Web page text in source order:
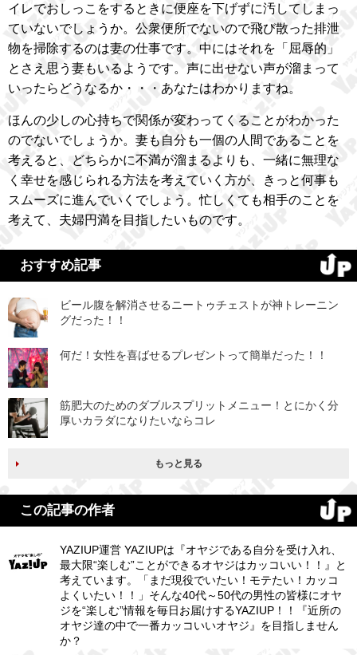
イレでおしっこをするときに便座を下げずに汚してしまっ
ていないでしょうか。公衆便所でないので飛び散った排泄
物を掃除するのは妻の仕事です。中にはそれを「屈辱的」
とさえ思う妻もいるようです。声に出せない声が溜まって
いったらどうなるか・・・あなたはわかりますね。
ほんの少しの心持ちで関係が変わってくることがわかった
のでないでしょうか。妻も自分も一個の人間であることを
考えると、どちらかに不満が溜まるよりも、一緒に無理な
く幸せを感じられる方法を考えていく方が、きっと何事も
スムーズに進んでいくでしょう。忙しくても相手のことを
考えて、夫婦円満を目指したいものです。
おすすめ記事
ビール腹を解消させるニートゥチェストが神トレーニン
グだった！！
何だ！女性を喜ばせるプレゼントって簡単だった！！
筋肥大のためのダブルスプリットメニュー！とにかく分
厚いカラダになりたいならコレ
もっと見る
この記事の作者
YAZIUP運営 YAZIUPは『オヤジである自分を受け入れ、
最大限“楽しむ”ことができるオヤジはカッコいい！！』と
考えています。「まだ現役でいたい！モテたい！カッコ
よくいたい！！」そんな40代～50代の男性の皆様にオヤ
ジを“楽しむ”情報を毎日お届けするYAZIUP！！『近所の
オヤジ達の中で一番カッコいいオヤジ』を目指しません
か？